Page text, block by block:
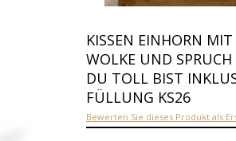
KISSEN EINHORN MIT
WOLKE UND SPRUCH
DU TOLL BIST
FÜLLUNG KS26
Bewerten Sie dieses Produkt als